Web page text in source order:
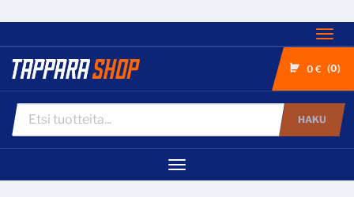
0 € 0
HAKU
Navigaatio